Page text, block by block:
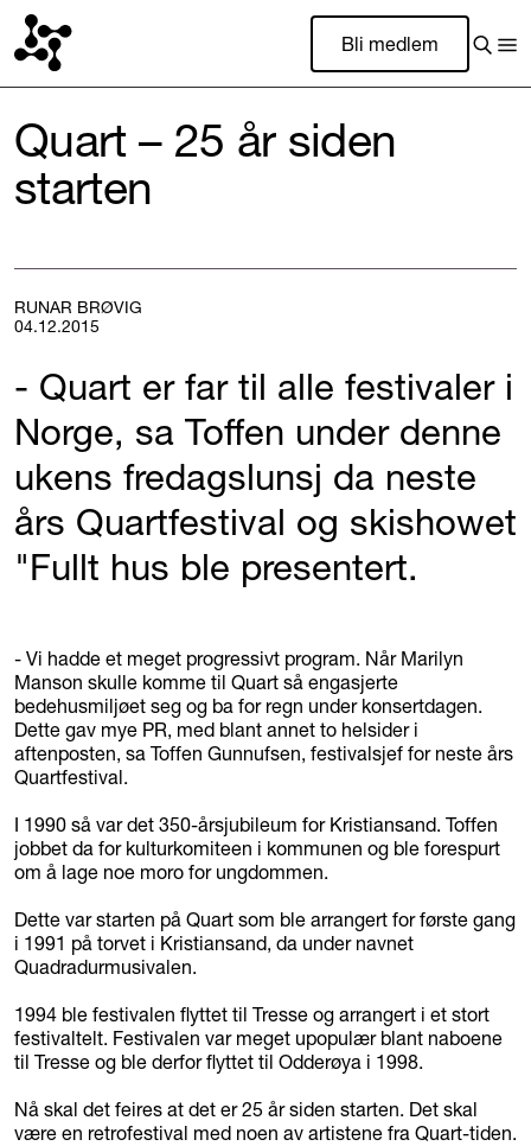
Bli medlem
Quart – 25 år siden
starten
RUNAR BRØVIG
04.12.2015
- Quart er far til alle festivaler i
Norge, sa Toffen under denne
ukens fredagslunsj da neste
års Quartfestival og skishowet
"Fullt hus ble presentert.
- Vi hadde et meget progressivt program. Når Marilyn
Manson skulle komme til Quart så engasjerte
bedehusmiljøet seg og ba for regn under konsertdagen.
Dette gav mye PR, med blant annet to helsider i
aftenposten, sa Toffen Gunnufsen, festivalsjef for neste års
Quartfestival.
I 1990 så var det 350-årsjubileum for Kristiansand. Toffen
jobbet da for kulturkomiteen i kommunen og ble forespurt
om å lage noe moro for ungdommen.
Dette var starten på Quart som ble arrangert for første gang
i 1991 på torvet i Kristiansand, da under navnet
Quadradurmusivalen.
1994 ble festivalen flyttet til Tresse og arrangert i et stort
festivaltelt. Festivalen var meget upopulær blant naboene
til Tresse og ble derfor flyttet til Odderøya i 1998.
Nå skal det feires at det er 25 år siden starten. Det skal
være en retrofestival med noen av artistene fra Quart-tiden.